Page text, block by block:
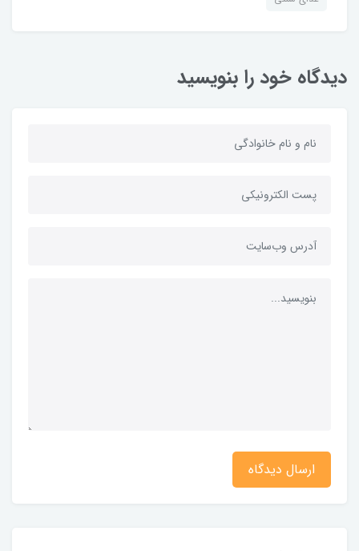
دیدگاه خود را بنویسید
ارسال دیدگاه